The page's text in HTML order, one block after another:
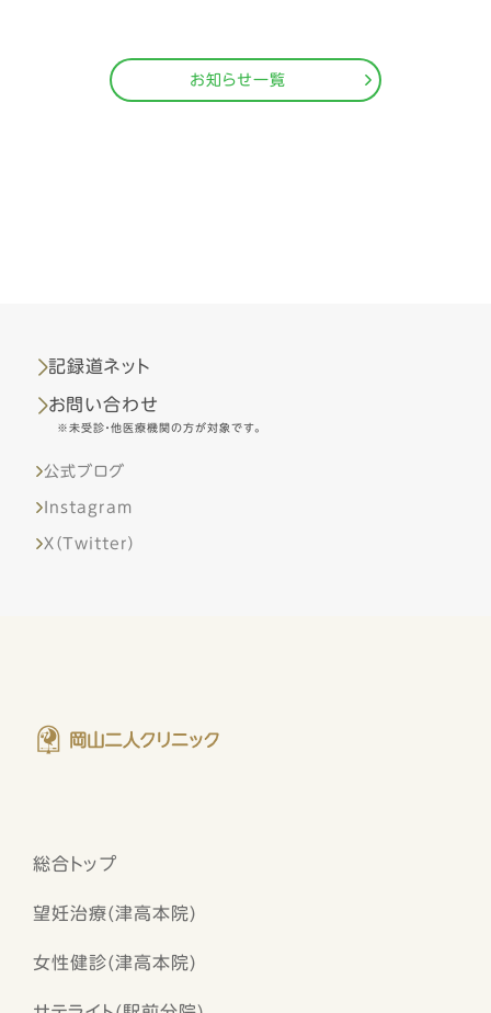
お知らせ一覧
記録道ネット
お問い合わせ
※未受診・他医療機関の方が対象です。
公式ブログ
Instagram
X（Twitter）
総合トップ
望妊治療(津高本院)
女性健診(津高本院)